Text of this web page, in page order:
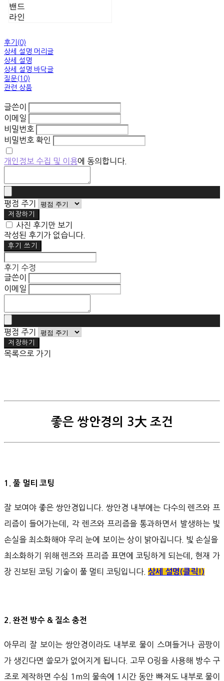
밴드
라인
후기(0)
상세 설명 머리글
상세 설명
상세 설명 바닥글
질문(10)
관련 상품
글쓴이
이메일
비밀번호
비밀번호 확인
개인정보 수집 및 이용에 동의합니다.
평점 주기
저장하기
사진 후기만 보기
작성된 후기가 없습니다.
후기 쓰기
후기 수정
글쓴이
이메일
평점 주기
저장하기
목록으로 가기
좋은 쌍안경의 3大 조건
1. 풀 멀티 코팅
잘 보여야 좋은 쌍안경입니다. 쌍안경 내부에는 다수의 렌즈와 프
리즘이 들어가는데, 각 렌즈와 프리즘을 통과하면서 발생하는 빛
손실을 최소화해야 우리 눈에 보이는 상이 밝아집니다. 빛 손실을
최소화하기 위해 렌즈와 프리즘 표면에 코팅하게 되는데, 현재 가
장 진보된 코팅 기술이 풀 멀티 코팅입니다. 상세 설명(클릭!)
2. 완전 방수 & 질소 충전
아무리 잘 보이는 쌍안경이라도 내부로 물이 스며들거나 곰팡이
가 생긴다면 쓸모가 없어지게 됩니다. 고무 O링을 사용해 방수 구
조로 제작하면 수심 1m의 물속에 1시간 동안 빠져도 내부로 물이